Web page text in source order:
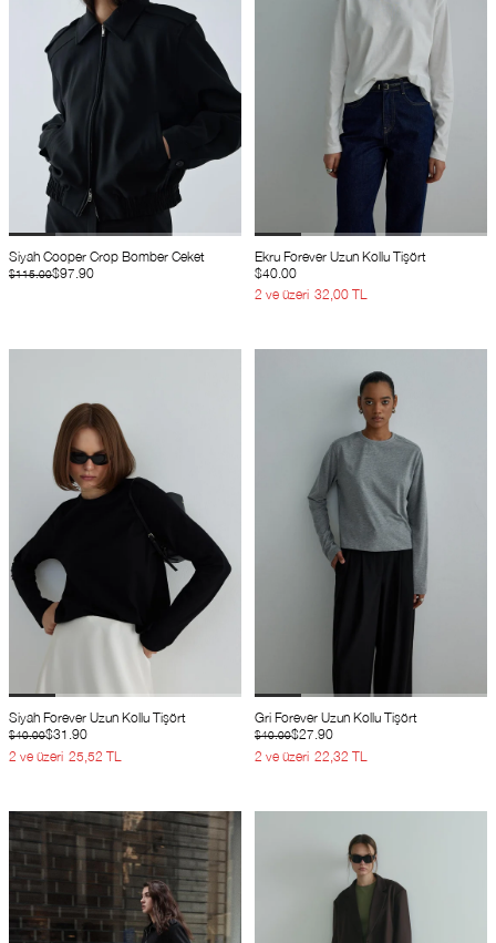
Siyah Cooper Crop Bomber Ceket
$97.90
$115.00
Ekru Forever Uzun Kollu Tişört
$40.00
2 ve üzeri 32,00 TL
Siyah Forever Uzun Kollu Tişört
$31.90
$40.00
2 ve üzeri 25,52 TL
Gri Forever Uzun Kollu Tişört
$27.90
$40.00
2 ve üzeri 22,32 TL